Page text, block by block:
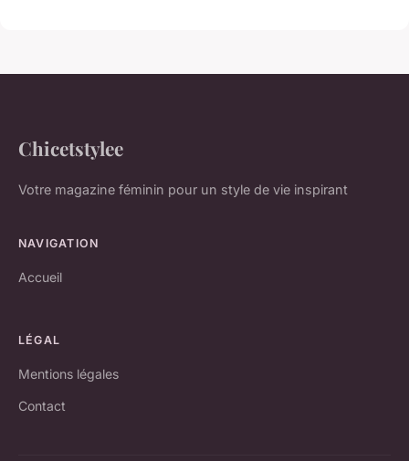
Chicetstylee
Votre magazine féminin pour un style de vie inspirant
NAVIGATION
Accueil
LÉGAL
Mentions légales
Contact